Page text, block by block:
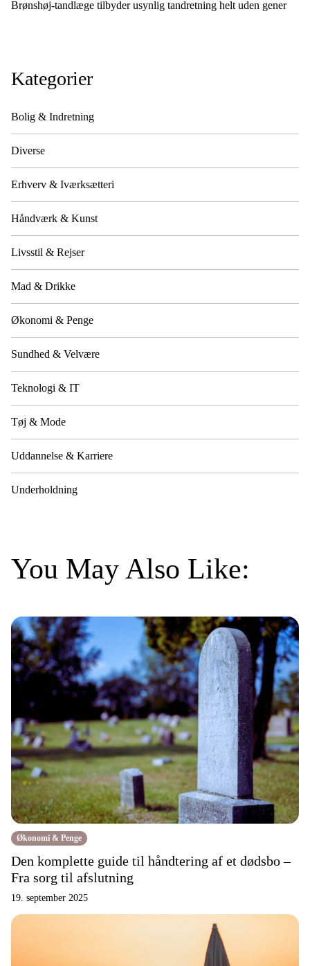
Brønshøj-tandlæge tilbyder usynlig tandretning helt uden gener
Kategorier
Bolig & Indretning
Diverse
Erhverv & Iværksætteri
Håndværk & Kunst
Livsstil & Rejser
Mad & Drikke
Økonomi & Penge
Sundhed & Velvære
Teknologi & IT
Tøj & Mode
Uddannelse & Karriere
Underholdning
You May Also Like:
Økonomi & Penge
Den komplette guide til håndtering af et dødsbo –
Fra sorg til afslutning
19. september 2025